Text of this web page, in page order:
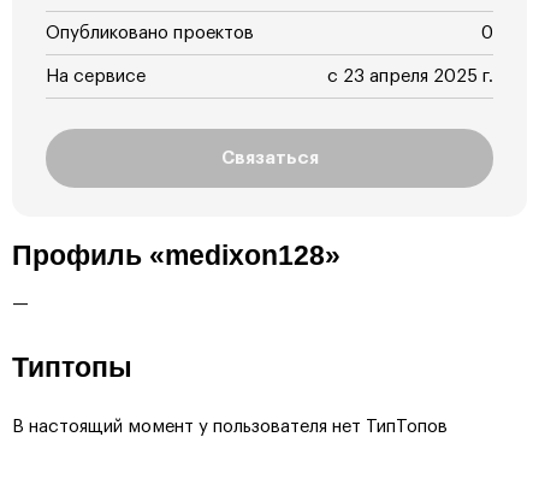
Опубликовано проектов 0
На сервисе с 23 апреля 2025 г.
Связаться
Профиль «medixon128»
—
Типтопы
В настоящий момент у пользователя нет ТипТопов